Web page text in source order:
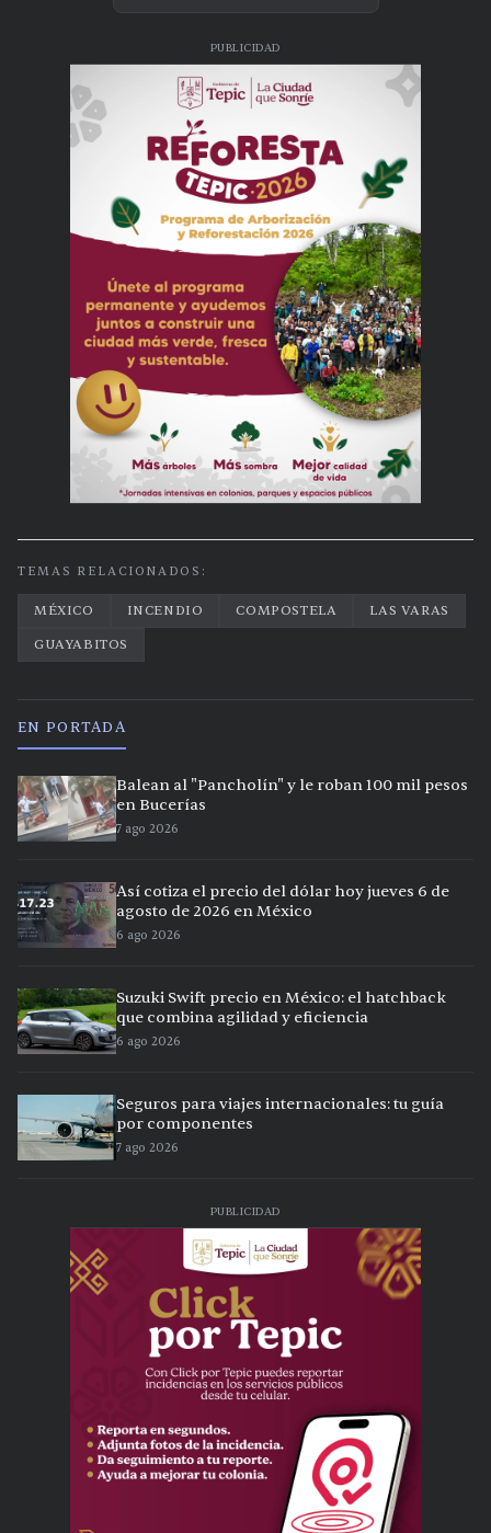
PUBLICIDAD
TEMAS RELACIONADOS:
MÉXICO INCENDIO COMPOSTELA
LAS VARAS
GUAYABITOS
EN PORTADA
Balean al "Pancholín" y le roban 100 mil pesos
en Bucerías
7 ago 2026
Así cotiza el precio del dólar hoy jueves 6 de
agosto de 2026 en México
6 ago 2026
Suzuki Swift precio en México: el hatchback
que combina agilidad y eficiencia
6 ago 2026
Seguros para viajes internacionales: tu guía
por componentes
7 ago 2026
PUBLICIDAD